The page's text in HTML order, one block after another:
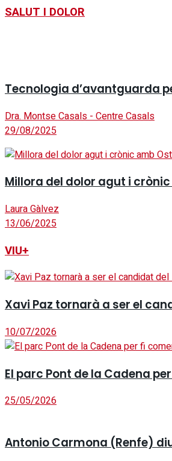
SALUT I DOLOR
Tecnologia d’avantguarda
Dra. Montse Casals - Centre Casals
29/08/2025
Millora del dolor agut i
Laura Gàlvez
13/06/2025
VIU+
Xavi Paz tornarà a ser el
10/07/2026
El parc Pont de la Cadena
25/05/2026
Antonio Carmona (Renfe)